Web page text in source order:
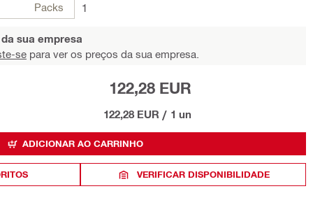
Packs
1
sua empresa
se para ver os preços da sua empresa.
122,28 EUR
122,28 EUR / 1 un
ADICIONAR AO CARRINHO
VERIFICAR DISPONIBILIDADE